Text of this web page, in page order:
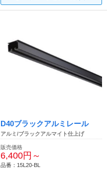
D40ブラックアルミレール
アルミ/ブラックアルマイト仕上げ
販売価格
6,400円～
品番：15L20-BL